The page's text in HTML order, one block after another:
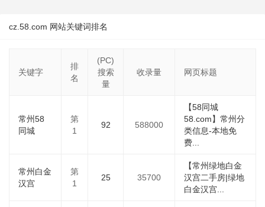
cz.58.com 网站关键词排名
关键字
排
名
(PC)
搜索
量
收录量 网页标题
常州58
同城
第
1
92 588000
【58同城
58.com】常州分
类信息-本地免
费...
常州白金
汉宫
第
1
25 35700
【常州绿地白金
汉宫二手房|绿地
白金汉宫...